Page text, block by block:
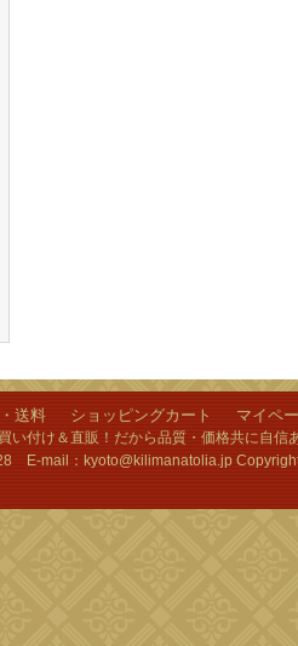
送料 ショッピングカート マイペ
い付け＆直販！だから品質・価格共に自
E-mail：kyoto@kilimanatolia.jp